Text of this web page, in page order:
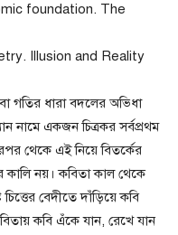
foundation. The
Illusion and Reality
গতির ধারা বদলের অভিধা
নামে একজন চিত্রকর সর্বপ্রথম
থেকে এই নিয়ে বিতর্কের
কালি নয়। কবিতা কাল থেকে
বেদীতে দাঁড়িয়ে কবি
কবি এঁকে যান, রেখে যান